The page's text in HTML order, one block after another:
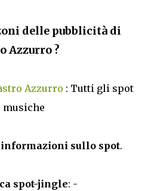
delle pubblicità di
Azzurro ?
Azzurro : Tutti gli spot
musiche
informazioni sullo spot.
spot-jingle: -